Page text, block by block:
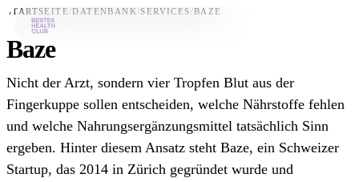
Datenbank
News
STARTSEITE /DATENBANK /SERVICES /BAZE
Baze
Nicht der Arzt, sondern vier Tropfen Blut aus der
Fingerkuppe sollen entscheiden, welche Nährstoffe fehlen
und welche Nahrungsergänzungsmittel tatsächlich Sinn
ergeben. Hinter diesem Ansatz steht Baze, ein Schweizer
Startup, das 2014 in Zürich gegründet wurde und